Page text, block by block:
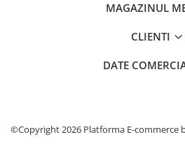
MAGAZINUL
CLIENTI
DATE
©Copyright 2026 Platforma E-commerce